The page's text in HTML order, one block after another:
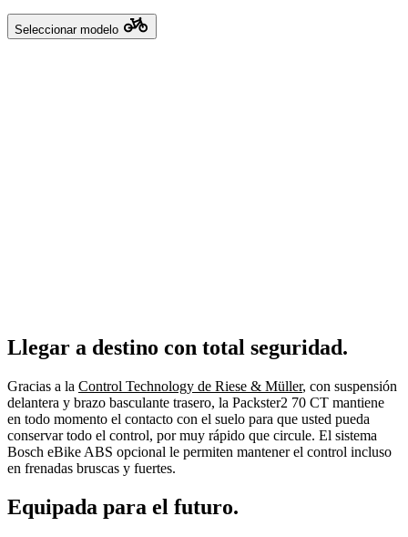
Seleccionar modelo
Llegar a destino con total seguridad.
Gracias a la Control Technology de Riese & Müller, con suspensión
delantera y brazo basculante trasero, la Packster2 70 CT mantiene
en todo momento el contacto con el suelo para que usted pueda
conservar todo el control, por muy rápido que circule. El sistema
Bosch eBike ABS opcional le permiten mantener el control incluso
en frenadas bruscas y fuertes.
Equipada para el futuro.